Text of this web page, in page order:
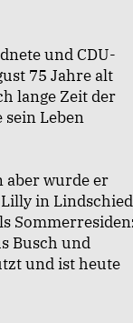
und CDU-
75 Jahre alt
lange Zeit der
Leben
aber wurde er
in Lindschied
Busch und
und ist heute